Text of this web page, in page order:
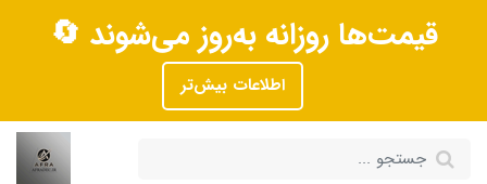
قیمت‌ها روزانه به‌روز می‌شوند 🔄
اطلاعات بیش‌تر